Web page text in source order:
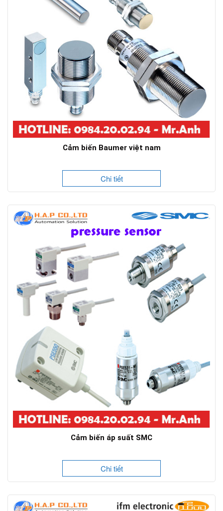
Cảm biến Baumer việt nam
Chi tiết
Cảm biến áp suất SMC
Chi tiết